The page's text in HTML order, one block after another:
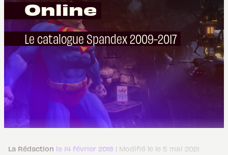
Online
Le catalogue Spandex 2009-2017
La Rédaction le 14 février 2018 | Modifié le le 5 mai 2021